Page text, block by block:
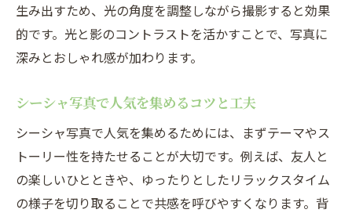
生み出すため、光の角度を調整しながら撮影すると効果
的です。光と影のコントラストを活かすことで、写真に
深みとおしゃれ感が加わります。
シーシャ写真で人気を集めるコツと工夫
シーシャ写真で人気を集めるためには、まずテーマやス
トーリー性を持たせることが大切です。例えば、友人と
の楽しいひとときや、ゆったりとしたリラックスタイム
の様子を切り取ることで共感を呼びやすくなります。背